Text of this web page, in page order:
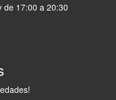
de 17:00 a 20:30